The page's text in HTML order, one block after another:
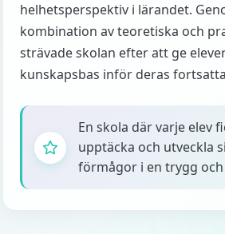
helhetsperspektiv i lärandet.
kombination av teoretiska och
strävade skolan efter att ge
kunskapsbas inför deras
En skola där varje elev
upptäcka och utveckla
förmågor i en trygg